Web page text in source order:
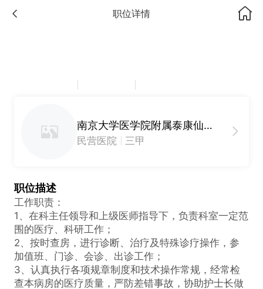
职位详情
南京大学医学院附属泰康仙林鼓楼医院
民营医院 三甲
职位描述
工作职责：
1、在科主任领导和上级医师指导下，负责科室一定范
围的医疗、科研工作；
2、按时查房，进行诊断、治疗及特殊诊疗操作，参
加值班、门诊、会诊、出诊工作；
3、认真执行各项规章制度和技术操作常规，经常检
查本病房的医疗质量，严防差错事故，协助护士长做